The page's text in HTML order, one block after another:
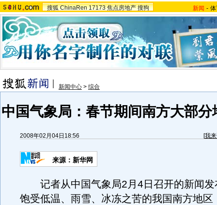
搜狐 ChinaRen 17173 焦点房地产 搜狗 新闻 -
新闻中心 > 综合
中国气象局：春节期间南方大部
2008年02月04日18:56 [我
来源：新华网
记者从中国气象局2月4日召开的新闻发
饱受低温、雨雪、冰冻之苦的我国南方地区